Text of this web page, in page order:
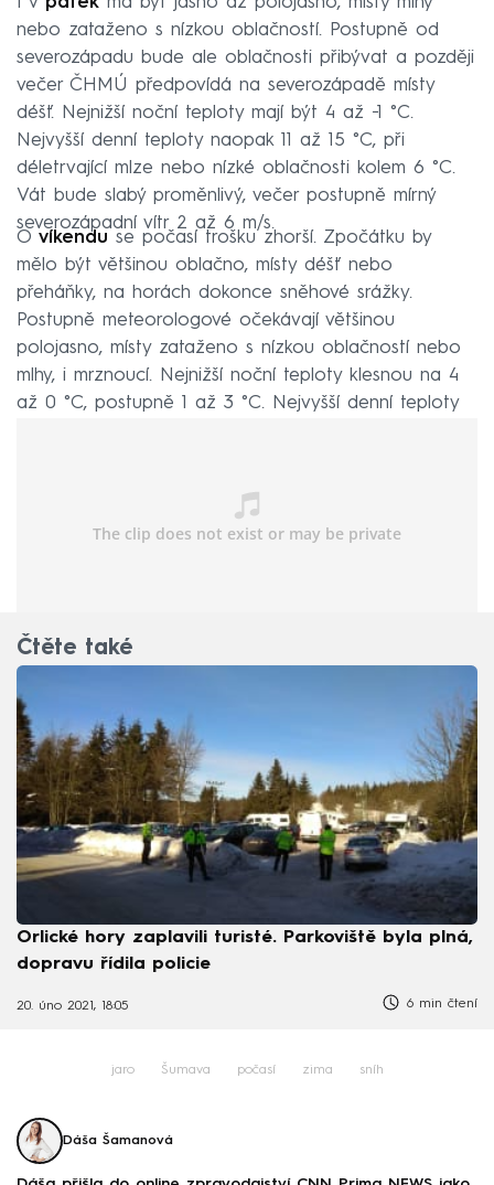
nebo zataženo s nízkou oblačností. Postupně od
severozápadu bude ale oblačnosti přibývat a později
večer ČHMÚ předpovídá na severozápadě místy
déšť. Nejnižší noční teploty mají být 4 až −1 °C.
Nejvyšší denní teploty naopak 11 až 15 °C, při
déletrvající mlze nebo nízké oblačnosti kolem 6 °C.
Vát bude slabý proměnlivý, večer postupně mírný
severozápadní vítr 2 až 6 m/s.
O víkendu se počasí trošku zhorší. Zpočátku by
mělo být většinou oblačno, místy déšť nebo
přeháňky, na horách dokonce sněhové srážky.
Postupně meteorologové očekávají většinou
polojasno, místy zataženo s nízkou oblačností nebo
mlhy, i mrznoucí. Nejnižší noční teploty klesnou na 4
až 0 °C, postupně 1 až 3 °C. Nejvyšší denní teploty
Čtěte také
Orlické hory zaplavili turisté. Parkoviště byla plná,
dopravu řídila policie
20. úno 2021, 18:05 6 min čtení
jaro Šumava počasí zima sníh
Dáša Šamanová